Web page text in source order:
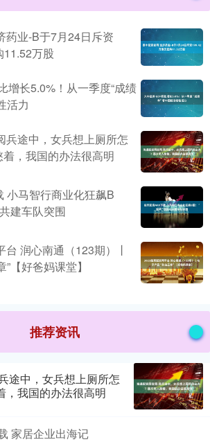
药业-B于7月24日斥资
11.52万股
增长5.0%！从一季度“成绩
活力
兵途中，女兵想上厕所怎
，我国的办法很高明
小马智行商业化狂飙B
建车队突围
润心南通（123期）丨
【好爸妈课堂】
推荐资讯
途中，女兵想上厕所怎
，我国的办法很高明
家居企业出海记